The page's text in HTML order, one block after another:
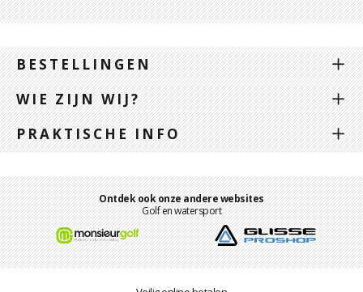
BESTELLINGEN
WIE ZIJN WIJ?
PRAKTISCHE INFO
Ontdek ook onze andere websites
Golf en watersport